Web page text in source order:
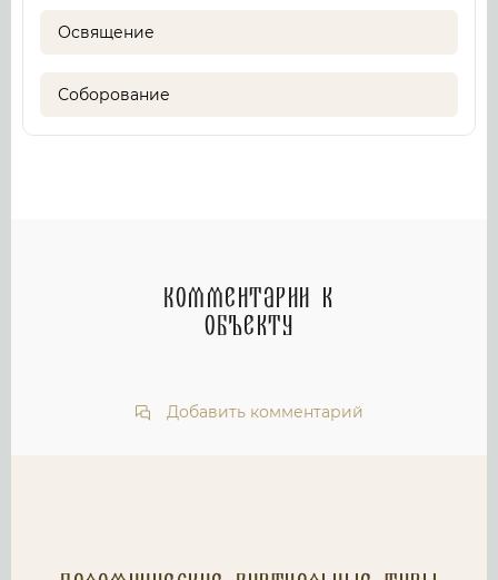
Освящение
Соборование
Комментарии к
объекту
Добавить комментарий